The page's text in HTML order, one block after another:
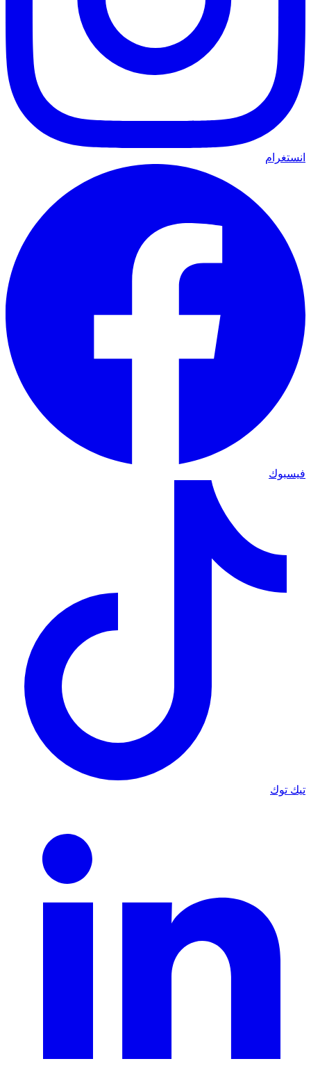
انستغرام
فيسبوك
تيك توك